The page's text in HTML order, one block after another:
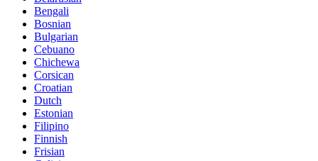
Bengali
Bosnian
Bulgarian
Cebuano
Chichewa
Corsican
Croatian
Dutch
Estonian
Filipino
Finnish
Frisian